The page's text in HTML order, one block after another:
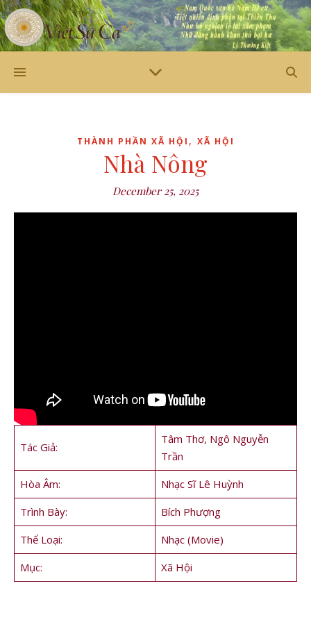
THÀNH PHẦN XÃ HỘI , XÃ HỘI
Nhà Nông
December 25, 2025
Tác Giả:
Tâm Thơ, Ngô Nguyễn
Trần
Hòa Âm:
Nhạc Sĩ Lê Huỳnh
Trình Bày:
Bích Phượng
Thể Loại:
Nhạc (Movie)
Mục:
Xã Hội